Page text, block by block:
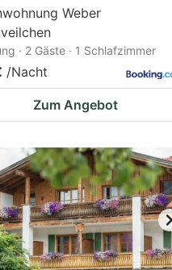
keyboard
shortcuts
for
changing
dates.
Weber
· 2 Gäste · 1 Schlafzimmer
/Nacht
Zum Angebot